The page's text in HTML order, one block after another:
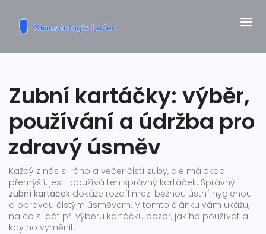
Zubní kartáčky: výběr,
používání a údržba pro
zdravý úsměv
Každý z nás si ráno a večer čistí zuby, ale málokdo
přemýšlí, jestli používá ten správný kartáček. Správný
zubní kartáček dokáže rozdíl mezi běžnou ústní hygienou
a opravdu čistým úsměvem. V tomto článku vám ukážu,
na co si dát při výběru kartáčku pozor, jak ho používat a
kdy ho vyměnit.